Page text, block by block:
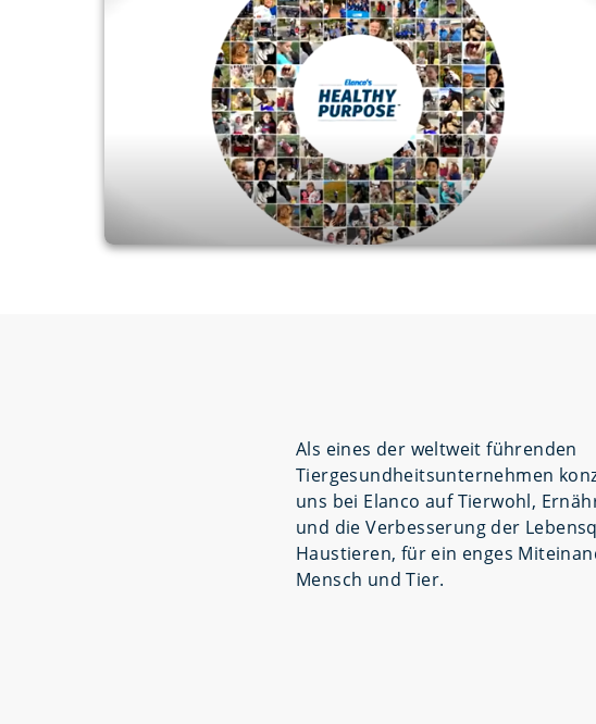
Als eines der weltweit führenden
Tiergesundheitsunternehmen
uns bei Elanco auf Tierwohl,
und die Verbesserung der
Haustieren, für ein enges
Mensch und Tier.